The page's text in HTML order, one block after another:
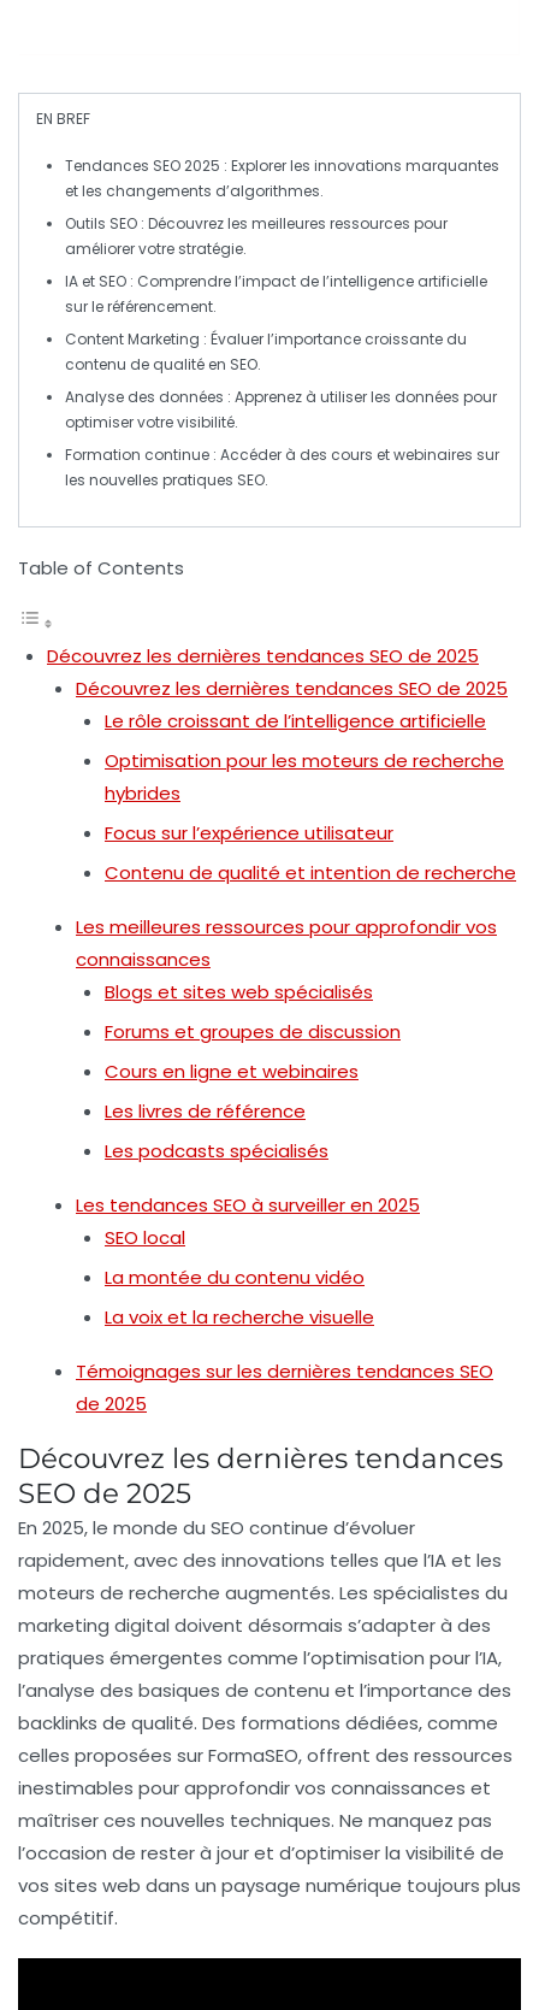
EN BREF
Tendances SEO 2025 : Explorer les innovations marquantes
et les changements d’algorithmes.
Outils SEO : Découvrez les meilleures ressources pour
améliorer votre stratégie.
IA et SEO : Comprendre l’impact de l’intelligence artificielle
sur le référencement.
Content Marketing : Évaluer l’importance croissante du
contenu de qualité en SEO.
Analyse des données : Apprenez à utiliser les données pour
optimiser votre visibilité.
Formation continue : Accéder à des cours et webinaires sur
les nouvelles pratiques SEO.
Table of Contents
Découvrez les dernières tendances SEO de 2025
Découvrez les dernières tendances SEO de 2025
Le rôle croissant de l’intelligence artificielle
Optimisation pour les moteurs de recherche
hybrides
Focus sur l’expérience utilisateur
Contenu de qualité et intention de recherche
Les meilleures ressources pour approfondir vos
connaissances
Blogs et sites web spécialisés
Forums et groupes de discussion
Cours en ligne et webinaires
Les livres de référence
Les podcasts spécialisés
Les tendances SEO à surveiller en 2025
SEO local
La montée du contenu vidéo
La voix et la recherche visuelle
Témoignages sur les dernières tendances SEO
de 2025
Découvrez les dernières tendances
SEO de 2025
En 2025, le monde du SEO continue d’évoluer
rapidement, avec des innovations telles que l’IA et les
moteurs de recherche augmentés. Les spécialistes du
marketing digital doivent désormais s’adapter à des
pratiques émergentes comme l’optimisation pourl’IA,
l’analyse des basiques de contenu et l’importance des
backlinks de qualité. Des formations dédiées, comme
celles proposées surFormaSEO, offrent des ressources
inestimables pour approfondir vos connaissances et
maîtriser ces nouvelles techniques. Ne manquez pas
l’occasion de rester à jour et d’optimiser la visibilité de
vos sites web dans un paysage numérique toujours plus
compétitif.